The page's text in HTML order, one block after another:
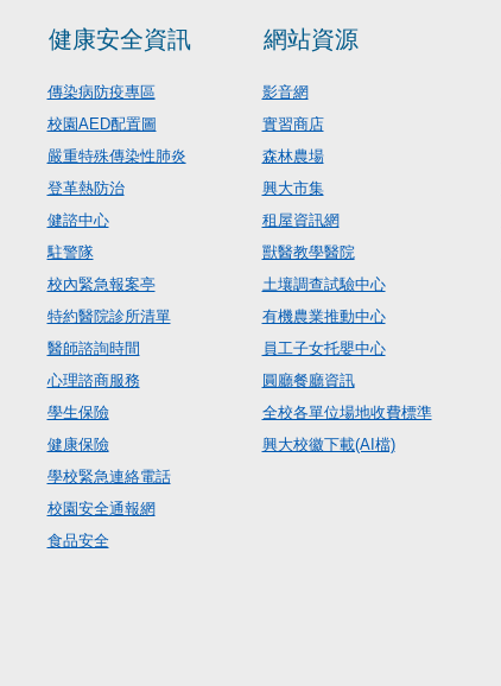
健康安全資訊
傳染病防疫專區
校園AED配置圖
嚴重特殊傳染性肺炎
登革熱防治
健諮中心
駐警隊
校內緊急報案亭
特約醫院診所清單
醫師諮詢時間
心理諮商服務
學生保險
健康保險
學校緊急連絡電話
校園安全通報網
食品安全
網站資源
影音網
實習商店
森林農場
興大市集
租屋資訊網
獸醫教學醫院
土壤調查試驗中心
有機農業推動中心
員工子女托嬰中心
圓廳餐廳資訊
全校各單位場地收費標準
興大校徽下載(AI檔)